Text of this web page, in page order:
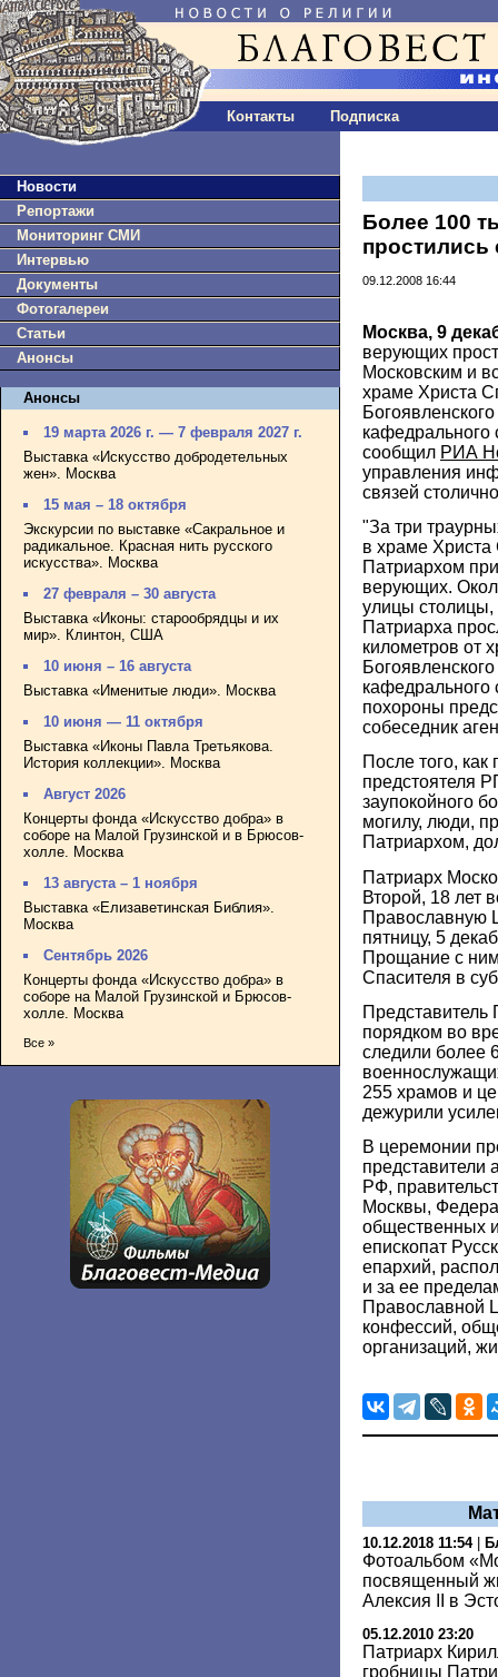
Контакты Подписка
Новости
Репортажи
Мониторинг СМИ
Интервью
Документы
Фотогалереи
Статьи
Анонсы
Анонсы
19 марта 2026 г. — 7 февраля 2027 г.
Выставка «Искусство добродетельных
жен». Москва
15 мая – 18 октября
Экскурсии по выставке «Сакральное и
радикальное. Красная нить русского
искусства». Москва
27 февраля – 30 августа
Выставка «Иконы: старообрядцы и их
мир». Клинтон, США
10 июня – 16 августа
Выставка «Именитые люди». Москва
10 июня — 11 октября
Выставка «Иконы Павла Третьякова.
История коллекции». Москва
Август 2026
Концерты фонда «Искусство добра» в
соборе на Малой Грузинской и в Брюсов-
холле. Москва
13 августа – 1 ноября
Выставка «Елизаветинская Библия».
Москва
Сентябрь 2026
Концерты фонда «Искусство добра» в
соборе на Малой Грузинской и Брюсов-
холле. Москва
Все »
Более 100
простились
09.12.2008 16:44
Москва, 9
верующих
Московским и
храме Христа
кафедрального
сообщил РИА
управления
связей
"За три
в храме Христа
Патриархом
верующих.
улицы столицы,
Патриарха
километров от
кафедрального
похороны
собеседник
После того, как
предстоятеля
заупокойного
могилу, люди,
Патриархом,
Патриарх
Второй, 18 лет
Православную
пятницу, 5
Прощание с
Спасителя в
Представитель
порядком во
следили более
255 храмов и
дежурили
В церемонии
представители
РФ,
Москвы,
общественных
епископат
епархий,
и за ее
Православной
конфессий,
организаций,
10.12.2018 11:54|
Фотоальбом
посвященный
Алексия II в
05.12.2010 23:20
Патриарх
гробницы